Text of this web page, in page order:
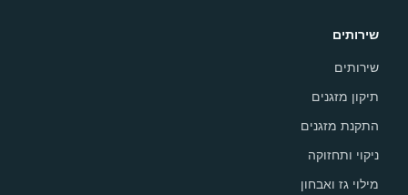
שירותים
שירותים
תיקון מזגנים
התקנת מזגנים
ניקוי ותחזוקה
מילוי גז ואבחון